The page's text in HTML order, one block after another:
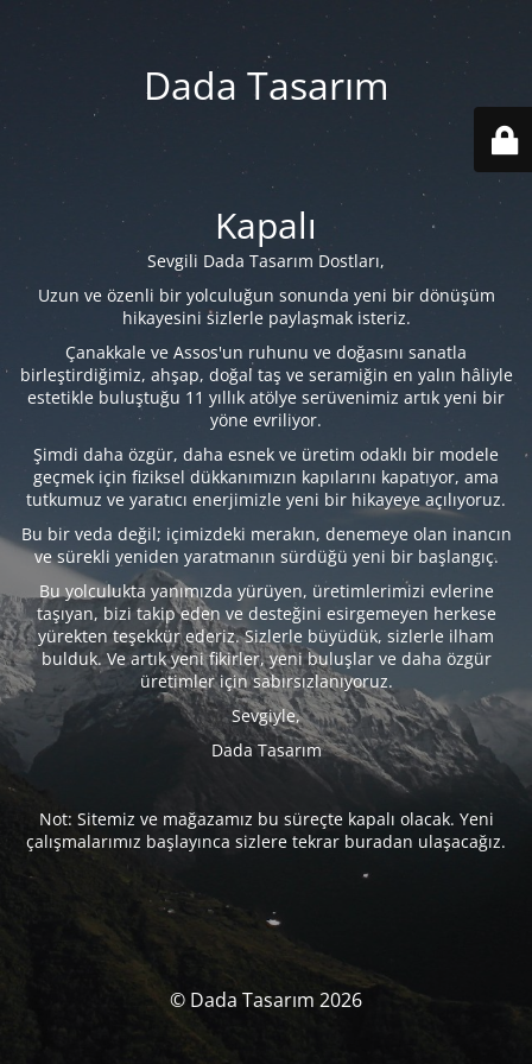
Dada Tasarım
Kapalı
Sevgili Dada Tasarım Dostları,
Uzun ve özenli bir yolculuğun sonunda yeni bir dönüşüm
hikayesini sizlerle paylaşmak isteriz.
Çanakkale ve Assos'un ruhunu ve doğasını sanatla
birleştirdiğimiz, ahşap, doğal taş ve seramiğin en yalın hâliyle
estetikle buluştuğu 11 yıllık atölye serüvenimiz artık yeni bir
yöne evriliyor.
Şimdi daha özgür, daha esnek ve üretim odaklı bir modele
geçmek için fiziksel dükkanımızın kapılarını kapatıyor, ama
tutkumuz ve yaratıcı enerjimizle yeni bir hikayeye açılıyoruz.
Bu bir veda değil; içimizdeki merakın, denemeye olan inancın
ve sürekli yeniden yaratmanın sürdüğü yeni bir başlangıç.
Bu yolculukta yanımızda yürüyen, üretimlerimizi evlerine
taşıyan, bizi takip eden ve desteğini esirgemeyen herkese
yürekten teşekkür ederiz. Sizlerle büyüdük, sizlerle ilham
bulduk. Ve artık yeni fikirler, yeni buluşlar ve daha özgür
üretimler için sabırsızlanıyoruz.
Sevgiyle,
Dada Tasarım
Not: Sitemiz ve mağazamız bu süreçte kapalı olacak. Yeni
çalışmalarımız başlayınca sizlere tekrar buradan ulaşacağız.
© Dada Tasarım 2026